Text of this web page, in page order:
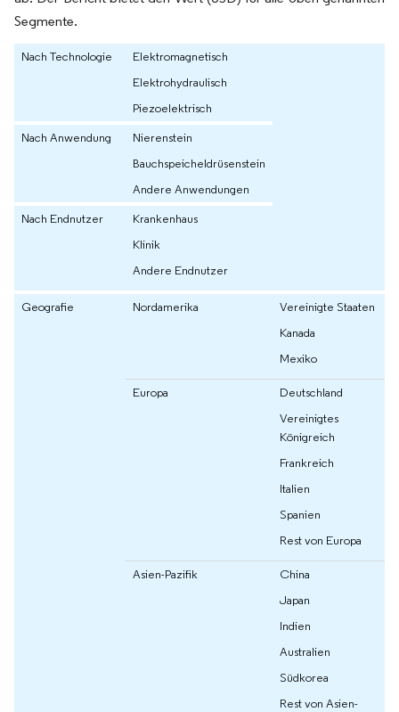
Segmente.
Nach Technologie
Elektromagnetisch
Elektrohydraulisch
Piezoelektrisch
Nach Anwendung
Nierenstein
Bauchspeicheldrüsenstein
Andere Anwendungen
Nach Endnutzer
Krankenhaus
Klinik
Andere Endnutzer
Geografie Nordamerika
Vereinigte Staaten
Kanada
Mexiko
Europa
Deutschland
Vereinigtes
Königreich
Frankreich
Italien
Spanien
Rest von Europa
Asien-Pazifik
China
Japan
Indien
Australien
Südkorea
Rest von Asien-